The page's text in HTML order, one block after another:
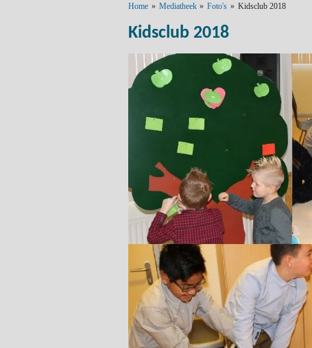
Home » Mediatheek » Foto's » Kidsclub 2018
Kidsclub 2018